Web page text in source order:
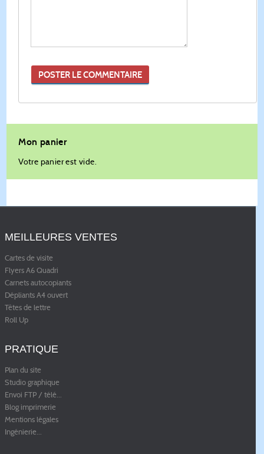
POSTER LE COMMENTAIRE
Mon panier
Votre panier est vide.
MEILLEURES VENTES
Cartes de visite
Flyers A6 Quadri
Carnets autocopiants
Dépliants A4 ouvert
Têtes de lettre
Roll Up
PRATIQUE
Plan du site
Studio graphique
Envoi FTP / télé...
Blog imprimerie
Mentions légales
Ingénierie...